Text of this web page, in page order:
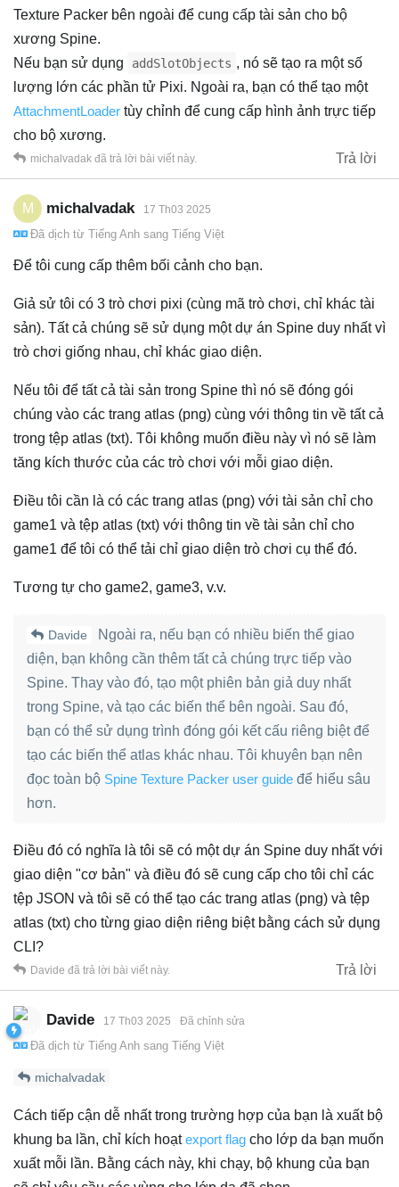
Texture Packer bên ngoài để cung cấp tài sản cho bộ
xương Spine.
Nếu bạn sử dụng
addSlotObjects , nó sẽ tạo ra một số
lượng lớn các phần tử Pixi. Ngoài ra, bạn có thể tạo một
AttachmentLoader tùy chỉnh để cung cấp hình ảnh trực tiếp
cho bộ xương.
Trả lời
michalvadak đã trả lời bài viết này.
M michalvadak 17 Th03 2025
Đã dịch từ Tiếng Anh sang Tiếng Việt
Để tôi cung cấp thêm bối cảnh cho bạn.
Giả sử tôi có 3 trò chơi pixi (cùng mã trò chơi, chỉ khác tài
sản). Tất cả chúng sẽ sử dụng một dự án Spine duy nhất vì
trò chơi giống nhau, chỉ khác giao diện.
Nếu tôi để tất cả tài sản trong Spine thì nó sẽ đóng gói
chúng vào các trang atlas (png) cùng với thông tin về tất cả
trong tệp atlas (txt). Tôi không muốn điều này vì nó sẽ làm
tăng kích thước của các trò chơi với mỗi giao diện.
Điều tôi cần là có các trang atlas (png) với tài sản chỉ cho
game1 và tệp atlas (txt) với thông tin về tài sản chỉ cho
game1 để tôi có thể tải chỉ giao diện trò chơi cụ thể đó.
Tương tự cho game2, game3, v.v.
Davide
Ngoài ra, nếu bạn có nhiều biến thể giao
diện, bạn không cần thêm tất cả chúng trực tiếp vào
Spine. Thay vào đó, tạo một phiên bản giả duy nhất
trong Spine, và tạo các biến thể bên ngoài. Sau đó,
bạn có thể sử dụng trình đóng gói kết cấu riêng biệt để
tạo các biến thể atlas khác nhau. Tôi khuyên bạn nên
đọc toàn bộ Spine Texture Packer user guide để hiểu sâu
hơn.
Điều đó có nghĩa là tôi sẽ có một dự án Spine duy nhất với
giao diện "cơ bản" và điều đó sẽ cung cấp cho tôi chỉ các
tệp JSON và tôi sẽ có thể tạo các trang atlas (png) và tệp
atlas (txt) cho từng giao diện riêng biệt bằng cách sử dụng
CLI?
Trả lời
Davide đã trả lời bài viết này.
Davide 17 Th03 2025 Đã chỉnh sửa
Đã dịch từ Tiếng Anh sang Tiếng Việt
michalvadak
Cách tiếp cận dễ nhất trong trường hợp của bạn là xuất bộ
khung ba lần, chỉ kích hoạtexport flag cho lớp da bạn muốn
xuất mỗi lần. Bằng cách này, khi chạy, bộ khung của bạn